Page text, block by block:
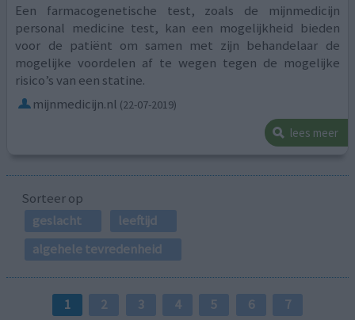
Een farmacogenetische test, zoals de mijnmedicijn
personal medicine test, kan een mogelijkheid bieden
voor de patiënt om samen met zijn behandelaar de
mogelijke voordelen af te wegen tegen de mogelijke
risico’s van een statine.
mijnmedicijn.nl (22-07-2019)
lees meer
Sorteer op
geslacht
leeftijd
algehele tevredenheid
1 2 3 4 5 6 7